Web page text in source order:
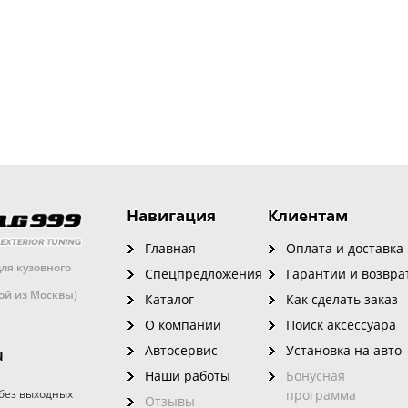
кузовного
из Москвы)
выходных
Навигация
Главная
Спецпредложения
Каталог
О компании
Автосервис
Наши работы
Отзывы
Клиентам
Оплата и доставка
Гарантии и
Как сделать заказ
Поиск аксессуара
Установка на авто
Бонусная
программа